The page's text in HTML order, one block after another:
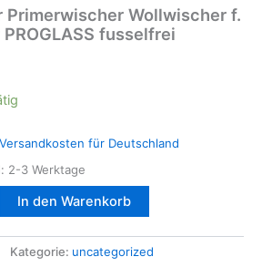
Primerwischer Wollwischer f.
fusselfrei
Versandkosten für Deutschland
2-3 Werktage
In den Warenkorb
Kategorie: uncategorized